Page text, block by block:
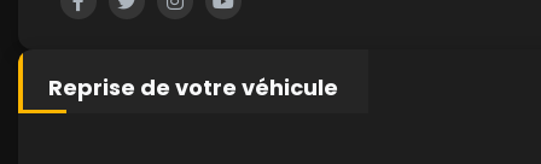
Reprise de votre véhicule